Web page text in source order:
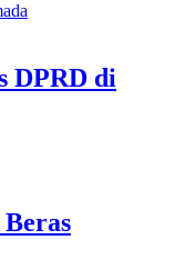
DPRD di